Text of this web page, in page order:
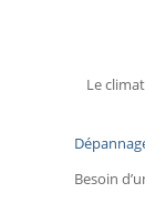
Le
Besoin